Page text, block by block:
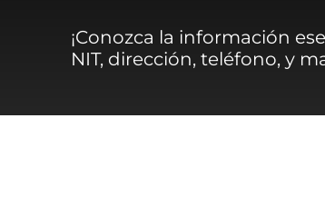
¡Conozca la información
NIT, dirección, teléfono, y